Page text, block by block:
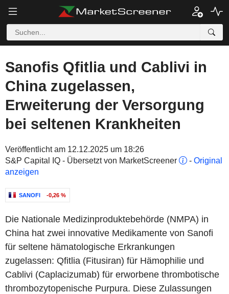
Sanofis Qfitlia und Cablivi in
China zugelassen,
Erweiterung der Versorgung
bei seltenen Krankheiten
Veröffentlicht am 12.12.2025 um 18:26
S&P Capital IQ - Übersetzt von MarketScreener
- Original
anzeigen
SANOFI -0,26 %
Die Nationale Medizinproduktebehörde (NMPA) in
China hat zwei innovative Medikamente von Sanofi
für seltene hämatologische Erkrankungen
zugelassen: Qfitlia (Fitusiran) für Hämophilie und
Cablivi (Caplacizumab) für erworbene thrombotische
thrombozytopenische Purpura. Diese Zulassungen